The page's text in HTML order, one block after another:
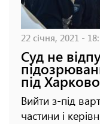
22 січня, 2021 -
Суд не
під
Вийти з-під
частини і